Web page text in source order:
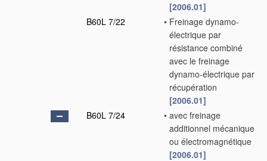
[2006.01]
B60L 7/22
• Freinage dynamo-
électrique par
résistance combiné
avec le freinage
dynamo-électrique par
récupération
[2006.01]
B60L 7/24
• avec freinage
additionnel mécanique
ou électromagnétique
[2006.01]